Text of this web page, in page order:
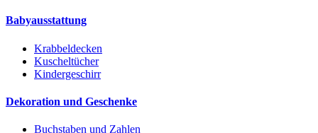
Babyausstattung
Krabbeldecken
Kuscheltücher
Kindergeschirr
Dekoration und Geschenke
Buchstaben und Zahlen